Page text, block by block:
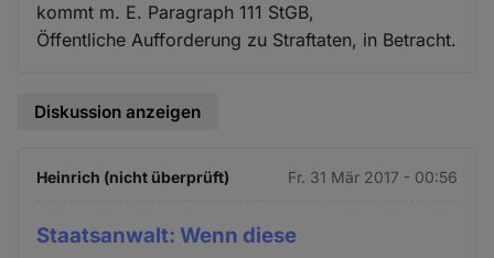
kommt m. E. Paragraph 111 StGB,
Öffentliche Aufforderung zu Straftaten, in Betracht.
Diskussion anzeigen
Heinrich (nicht überprüft) Fr. 31 Mär 2017 - 00:56
Staatsanwalt: Wenn diese